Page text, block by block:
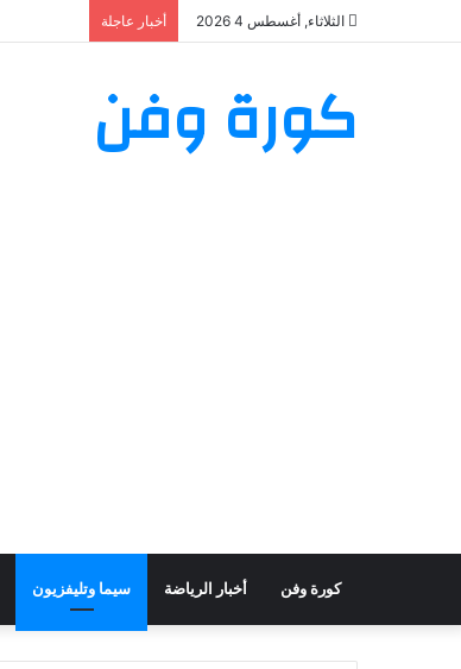
الثلاثاء, أغسطس 4 2026 أخبار عاجلة
كورة وفن
كورة وفن أخبار الرياضة سيما وتليفزيون